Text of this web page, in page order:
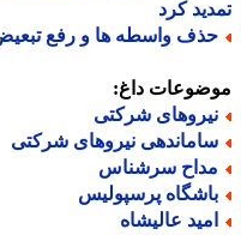
کرد
واسطه ها و رفع تبعیض
داغ:
شرکتی
نیروهای شرکتی
سرشناس
پرسپولیس
عالیشاه